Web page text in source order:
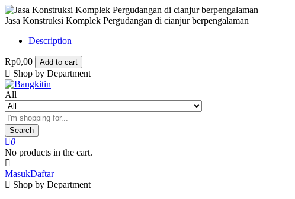
Jasa Konstruksi Komplek Pergudangan di cianjur berpengalaman
Description
Rp0,00 Add to cart
Shop by Department
All
Search
0
No products in the cart.
MasukDaftar
Shop by Department